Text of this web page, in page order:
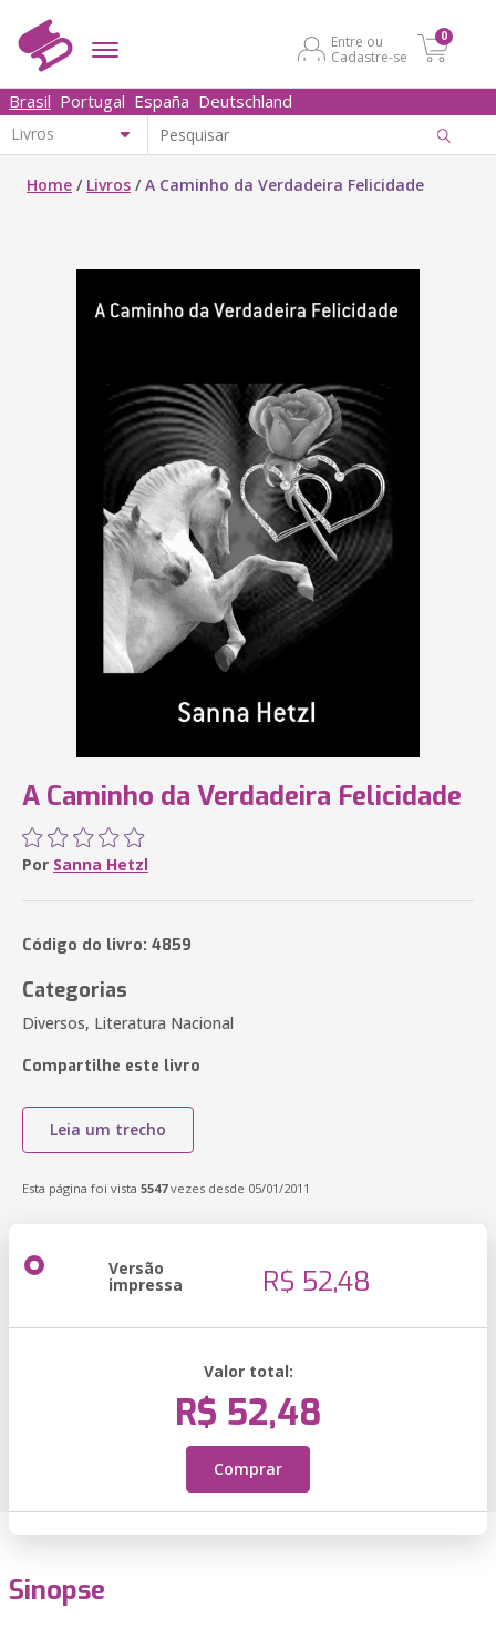
Entre ou
Cadastre-se
0
Brasil Portugal España Deutschland
Home / Livros /A Caminho da Verdadeira Felicidade
A Caminho da Verdadeira Felicidade
Por Sanna Hetzl
Código do livro: 4859
Categorias
Diversos, Literatura Nacional
Compartilhe este livro
Leia um trecho
Esta página foi vista 5547vezes desde 05/01/2011
Versão
impressa R$ 52,48
Valor total:
R$ 52,48
Comprar
Sinopse